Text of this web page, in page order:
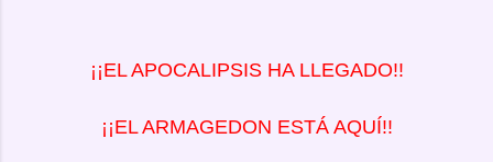
¡¡EL APOCALIPSIS HA LLEGADO!!
¡¡EL ARMAGEDON ESTÁ AQUÍ!!